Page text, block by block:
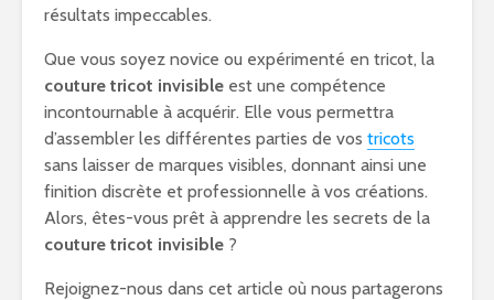
résultats impeccables.
Que vous soyez novice ou expérimenté en tricot, la
couture tricot invisible est une compétence
incontournable à acquérir. Elle vous permettra
d’assembler les différentes parties de vos tricots
sans laisser de marques visibles, donnant ainsi une
finition discrète et professionnelle à vos créations.
Alors, êtes-vous prêt à apprendre les secrets de la
couture tricot invisible ?
Rejoignez-nous dans cet article où nous partagerons